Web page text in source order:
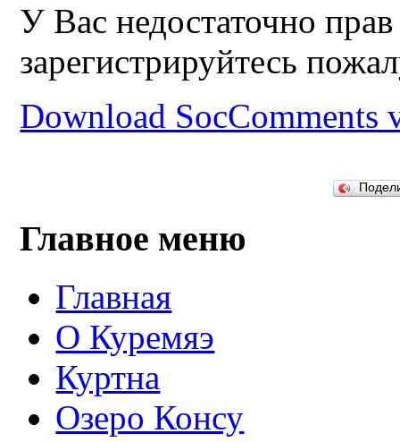
У Вас недостаточно
зарегистрируйтесь
Download SocComments
Главное меню
Главная
О Куремяэ
Куртна
Озеро Консу